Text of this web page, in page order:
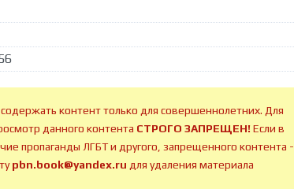
контент только для совершеннолетних. Для
данного контента СТРОГО ЗАПРЕЩЕН!Если в
пропаганды ЛГБТ и другого, запрещенного контента -
pbn.book@yandex.ru для удаления материала